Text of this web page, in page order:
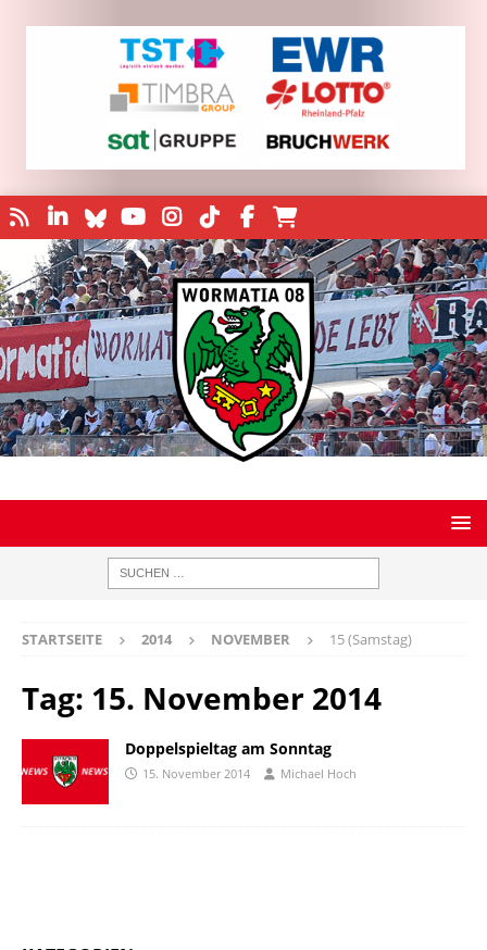
STARTSEITE 2014 NOVEMBER 15 (Samstag)
Tag: 15. November 2014
Doppelspieltag am Sonntag
15. November 2014 Michael Hoch